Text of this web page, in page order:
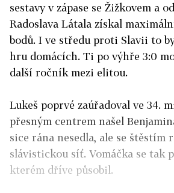
sestavy v zápase se Žižkovem a
Radoslava Látala získal
bodů. I ve středu proti Slavii to
hru domácích. Ti po výhře 3:0
další ročník mezi elitou.
Lukeš poprvé zaúřadoval ve 34.
přesným centrem našel
sice rána nesedla, ale se štěstím
slávistickou síť. Vomáčka se tak
kterém dříve působil.